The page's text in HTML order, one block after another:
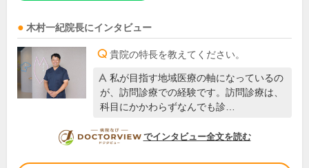
木村一紀院長にインタビュー
貴院の特長を教えてください。
私が目指す地域医療の軸になっているの
が、訪問診療での経験です。訪問診療は、
科目にかかわらずなんでも診…
DOCTORVIEW
でインタビュー全文を読む